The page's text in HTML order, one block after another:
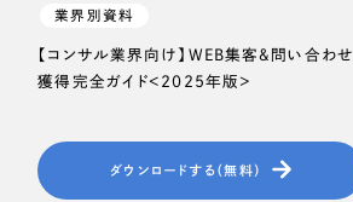
業界別資料
【コンサル業界向け】WEB集客＆問い合わせ
獲得完全ガイド＜2025年版＞
ダウンロードする（無料）